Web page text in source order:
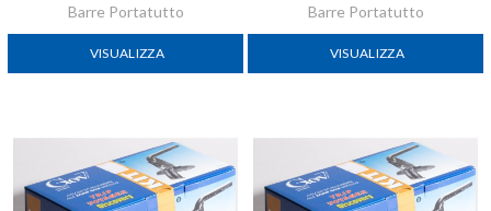
Barre Portatutto
VISUALIZZA
Barre Portatutto
VISUALIZZA